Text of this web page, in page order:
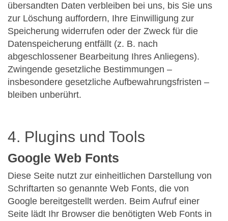
übersandten Daten verbleiben bei uns, bis Sie uns
zur Löschung auffordern, Ihre Einwilligung zur
Speicherung widerrufen oder der Zweck für die
Datenspeicherung entfällt (z. B. nach
abgeschlossener Bearbeitung Ihres Anliegens).
Zwingende gesetzliche Bestimmungen –
insbesondere gesetzliche Aufbewahrungsfristen –
bleiben unberührt.
4. Plugins und Tools
Google Web Fonts
Diese Seite nutzt zur einheitlichen Darstellung von
Schriftarten so genannte Web Fonts, die von
Google bereitgestellt werden. Beim Aufruf einer
Seite lädt Ihr Browser die benötigten Web Fonts in